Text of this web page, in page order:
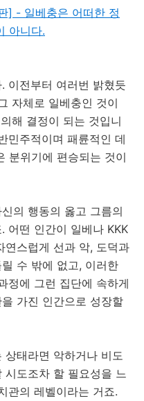
] - 일베충은 어떠한 정
아니다.
이전부터 여러번 밝혔듯
자체로 일베충인 것이
해 결정이 되는 것입니
민주적이며 패륜적인 데
분위기에 편승되는 것이
의 행동의 옳고 그름의
어떤 인간이 일베나 KKK
연스럽게 선과 악, 도덕과
수 밖에 없고, 이러한
정에 그런 집단에 속하게
가진 인간으로 성장할
상태라면 악하거나 비도
시도조차 할 필요성을 느
관의 레벨이라는 거죠.